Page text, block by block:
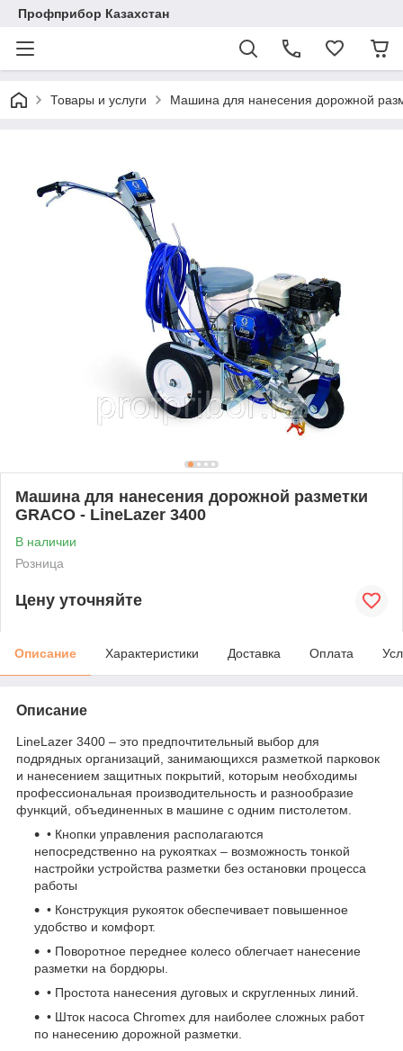
Профприбор Казахстан
Товары и услуги Машина для нанесения дорожной
Машина для нанесения дорожной разметки
GRACO - LineLazer 3400
В наличии
Розница
Цену уточняйте
Описание Характеристики Доставка Оплата
Описание
LineLazer 3400 – это предпочтительный выбор для
подрядных организаций, занимающихся разметкой парковок
и нанесением защитных покрытий, которым необходимы
профессиональная производительность и разнообразие
функций, объединенных в машине с одним пистолетом.
• Кнопки управления располагаются
непосредственно на рукоятках – возможность тонкой
настройки устройства разметки без остановки процесса
работы
• Конструкция рукояток обеспечивает повышенное
удобство и комфорт.
• Поворотное переднее колесо облегчает нанесение
разметки на бордюры.
• Простота нанесения дуговых и скругленных линий.
• Шток насоса Chromex для наиболее сложных работ
по нанесению дорожной разметки.